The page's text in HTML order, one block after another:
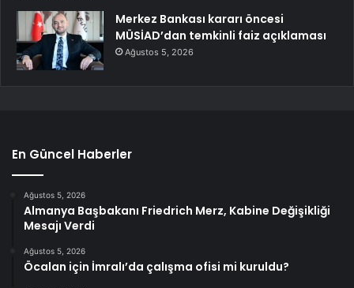
Merkez Bankası kararı öncesi
MÜSİAD’dan temkinli faiz açıklaması
Ağustos 5, 2026
En Güncel Haberler
Ağustos 5, 2026
Almanya Başbakanı Friedrich Merz, Kabine Değişikliği
Mesajı Verdi
Ağustos 5, 2026
Öcalan için İmralı’da çalışma ofisi mi kuruldu?